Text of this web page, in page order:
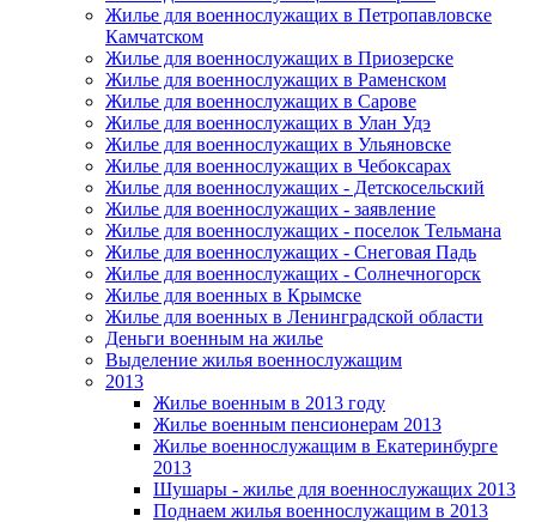
Жилье для военнослужащих в Петропавловске
Камчатском
Жилье для военнослужащих в Приозерске
Жилье для военнослужащих в Раменском
Жилье для военнослужащих в Сарове
Жилье для военнослужащих в Улан Удэ
Жилье для военнослужащих в Ульяновске
Жилье для военнослужащих в Чебоксарах
Жилье для военнослужащих - Детскосельский
Жилье для военнослужащих - заявление
Жилье для военнослужащих - поселок Тельмана
Жилье для военнослужащих - Снеговая Падь
Жилье для военнослужащих - Солнечногорск
Жилье для военных в Крымске
Жилье для военных в Ленинградской области
Деньги военным на жилье
Выделение жилья военнослужащим
2013
Жилье военным в 2013 году
Жилье военным пенсионерам 2013
Жилье военнослужащим в Екатеринбурге
2013
Шушары - жилье для военнослужащих 2013
Поднаем жилья военнослужащим в 2013